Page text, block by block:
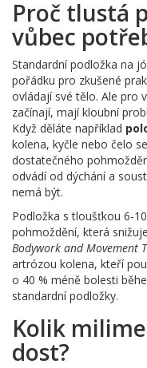
Proč tlustá
vůbec
Standardní podložka na
pořádku pro zkušené
ovládají své tělo. Ale pro
začínají, mají kloubní
Když děláte například
kolena, kyčle nebo čelo
dostatečného
odvádí od dýchání a
nemá být.
Podložka s tloušťkou 6-
pohmoždění, která
Bodywork and Movement
artrózou kolena, kteří
o 40 % méně bolesti
standardní podložky.
Kolik
dost?